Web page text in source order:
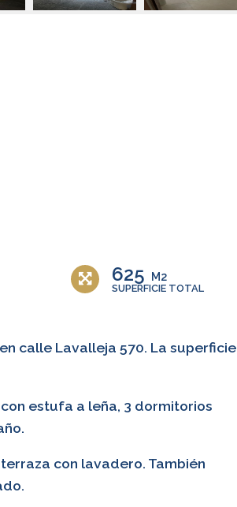
625 M2
SUPERFICIE TOTAL
calle Lavalleja 570. La superficie
estufa a leña, 3 dormitorios
con lavadero. También